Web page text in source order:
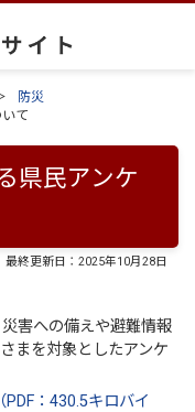
防災
て
県民アンケ
最終更新日： 2025年10月28日
害への備えや避難情報
まを対象としたアンケ
：430.5キロバイ